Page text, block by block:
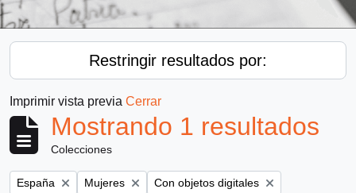
Restringir resultados por:
Imprimir vista previa Cerrar
Mostrando 1 resultados
Colecciones
Remove filter:
España Remove filter:
Mujeres Remove filter:
Con objetos digitales